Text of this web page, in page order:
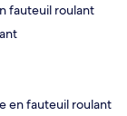
fauteuil roulant
en fauteuil roulant